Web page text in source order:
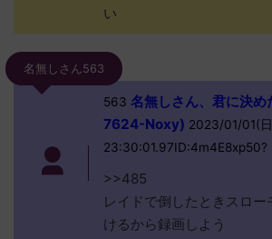
い
名無しさん563
563 名無しさん、君に決め
7624-Noxy) 2023/01/01(
23:30:01.97ID:4m4E8xp50?
>>485
レイドで倒したときスロ
けるから録画しよう